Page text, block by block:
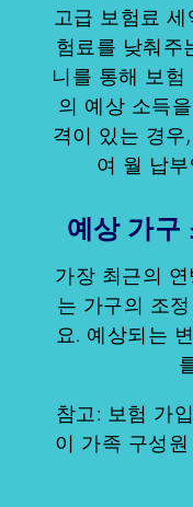
고급 보험료
험료를 낮춰주
니를 통해 보
의 예상 소득
격이 있는 경
여 월 납
예상 가구
가장 최근의
는 가구의 조
요. 예상되는
참고: 보험 가
이 가족 구성